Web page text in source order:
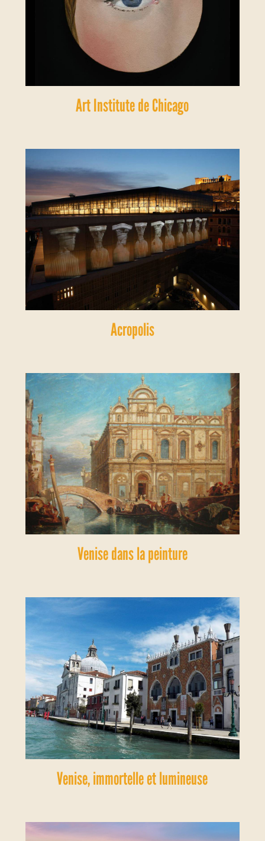
Art Institute de Chicago
Acropolis
Venise dans la peinture
Venise, immortelle et lumineuse